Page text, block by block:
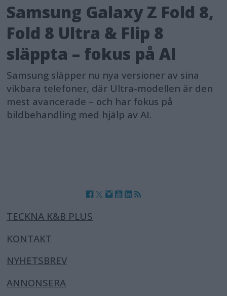
Samsung Galaxy Z Fold 8,
Fold 8 Ultra & Flip 8
släppta – fokus på AI
Samsung släpper nu nya versioner av sina
vikbara telefoner, där Ultra-modellen är den
mest avancerade – och har fokus på
bildbehandling med hjälp av AI.
TECKNA K&B PLUS
KONTAKT
NYHETSBREV
ANNONSERA